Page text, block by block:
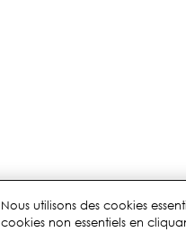
Nous utilisons des cookies
cookies non essentiels en